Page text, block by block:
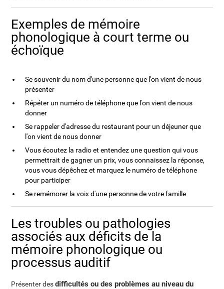
Exemples de mémoire
phonologique à court terme ou
échoïque
Se souvenir du nom d'une personne que l'on vient de nous
présenter
Répéter un numéro de téléphone que l'on vient de nous
donner
Se rappeler d'adresse du restaurant pour un déjeuner que
l'on vient de nous donner
Vous écoutez la radio et entendez une question qui vous
permettrait de gagner un prix, vous connaissez la réponse,
vous vous dépêchez et marquez le numéro de téléphone
pour participer
Se remémorer la voix d'une personne de votre famille
Les troubles ou pathologies
associés aux déficits de la
mémoire phonologique ou
processus auditif
Présenter desdifficultés ou des problèmes au niveau du